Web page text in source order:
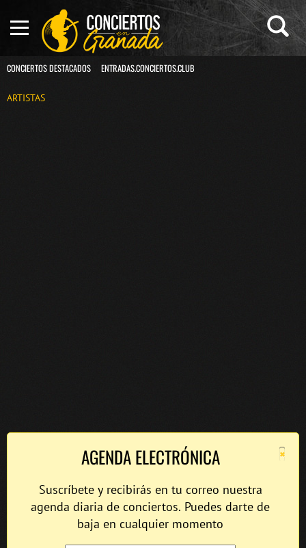
CONCIERTOS DESTACADOS ENTRADAS.CONCIERTOS.CLUB
ARTISTAS
×
AGENDA ELECTRÓNICA
Suscríbete y recibirás en tu correo nuestra
agenda diaria de conciertos. Puedes darte de
baja en cualquier momento